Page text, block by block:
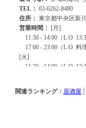
関連ランキング： 居酒屋